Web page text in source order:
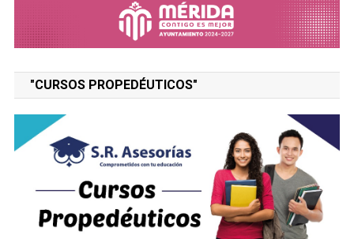
"CURSOS PROPEDÉUTICOS"